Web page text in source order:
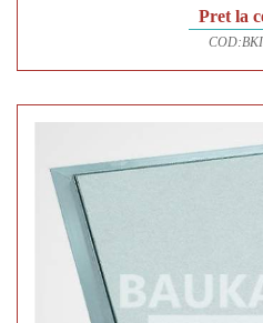
Pret la
COD: